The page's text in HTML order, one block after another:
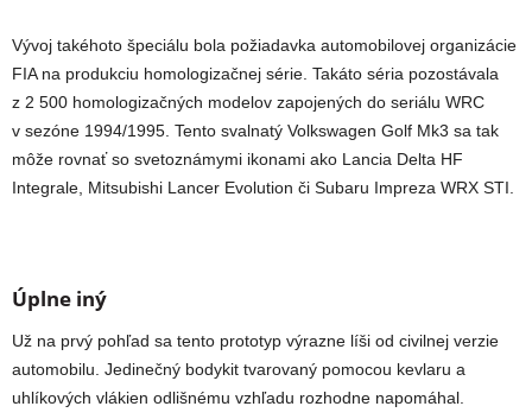
Vývoj takéhoto špeciálu bola požiadavka automobilovej organizácie
FIA na produkciu homologizačnej série. Takáto séria pozostávala
z 2 500 homologizačných modelov zapojených do seriálu WRC
v sezóne 1994/1995. Tento svalnatý Volkswagen Golf Mk3 sa tak
môže rovnať so svetoznámymi ikonami ako Lancia Delta HF
Integrale, Mitsubishi Lancer Evolution či Subaru Impreza WRX STI.
Úplne iný
Už na prvý pohľad sa tento prototyp výrazne líši od civilnej verzie
automobilu. Jedinečný bodykit tvarovaný pomocou kevlaru a
uhlíkových vlákien odlišnému vzhľadu rozhodne napomáhal.